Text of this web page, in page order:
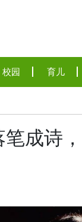
校园 育儿
成诗